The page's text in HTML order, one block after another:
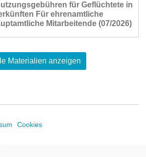
für Geflüchtete in
Für ehrenamtliche
Mitarbeitende (07/2026)
Materialien anzeigen
Cookies